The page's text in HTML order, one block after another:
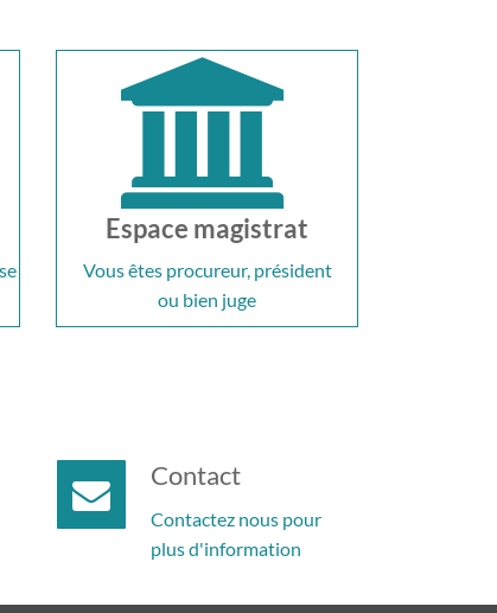
Espace magistrat
Vous êtes procureur, président
ou bien juge
Contact
Contactez nous pour
plus d'information